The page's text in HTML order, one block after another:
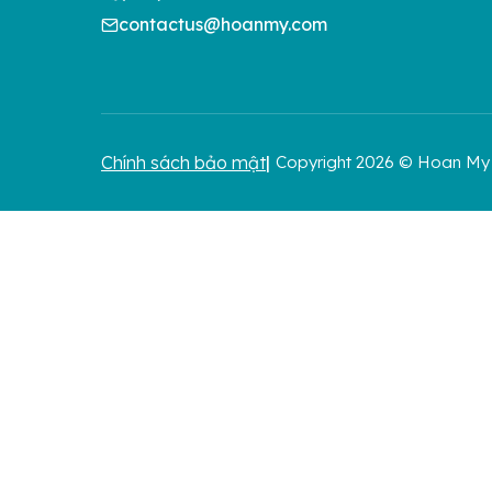
contactus@hoanmy.com
Chính sách bảo mật Copyright 2026 © Hoan